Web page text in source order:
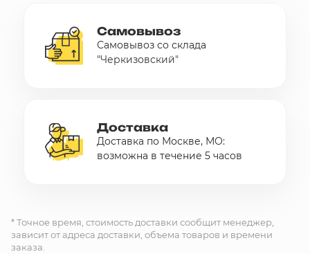
Самовывоз
Самовывоз со склада
"Черкизовский"
Доставка
Доставка по Москве, МО:
возможна в течение 5 часов
* Точное время, стоимость доставки сообщит менеджер,
зависит от адреса доставки, объема товаров и времени
заказа.